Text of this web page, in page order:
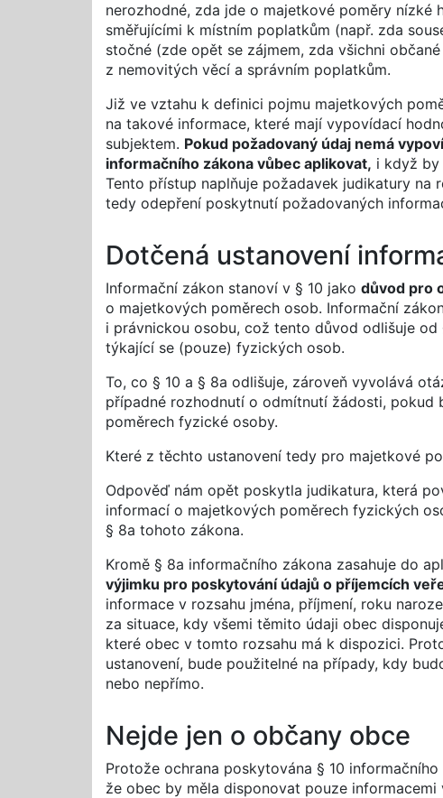
nerozhodné, zda jde o majetkové poměry
směřujícími k místním poplatkům (např. zda
stočné (zde opět se zájmem, zda všichni
z nemovitých věcí a správním poplatkům.
Již ve vztahu k definici pojmu majetkových
na takové informace, které mají vypovídací
subjektem. Pokud požadovaný údaj nemá
informačního zákona vůbec aplikovat, i když by
Tento přístup naplňuje požadavek judikatury
tedy odepření poskytnutí požadovaných
Dotčená ustanovení
Informační zákon stanoví v § 10 jako důvod pro
o majetkových poměrech osob. Informační
i právnickou osobu, což tento důvod odlišuje
týkající se (pouze) fyzických osob.
To, co § 10 a § 8a odlišuje, zároveň vyvolává
případné rozhodnutí o odmítnutí žádosti,
poměrech fyzické osoby.
Které z těchto ustanovení tedy pro majetkové
Odpověď nám opět poskytla judikatura, která
informací o majetkových poměrech fyzických
§ 8a tohoto zákona.
Kromě § 8a informačního zákona zasahuje do
výjimku pro poskytování údajů o příjemcích
informace v rozsahu jména, příjmení, roku
za situace, kdy všemi těmito údaji obec
které obec v tomto rozsahu má k dispozici.
ustanovení, bude použitelné na případy, kdy
nebo nepřímo.
Nejde jen o občany obce
Protože ochrana poskytována § 10
že obec by měla disponovat pouze